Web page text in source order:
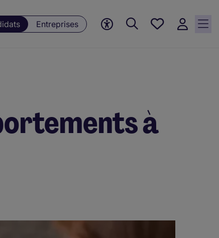
Entreprises
Mes offres, 0
à